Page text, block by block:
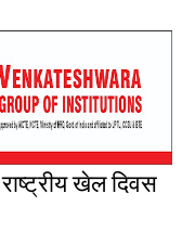
खेल दिवस